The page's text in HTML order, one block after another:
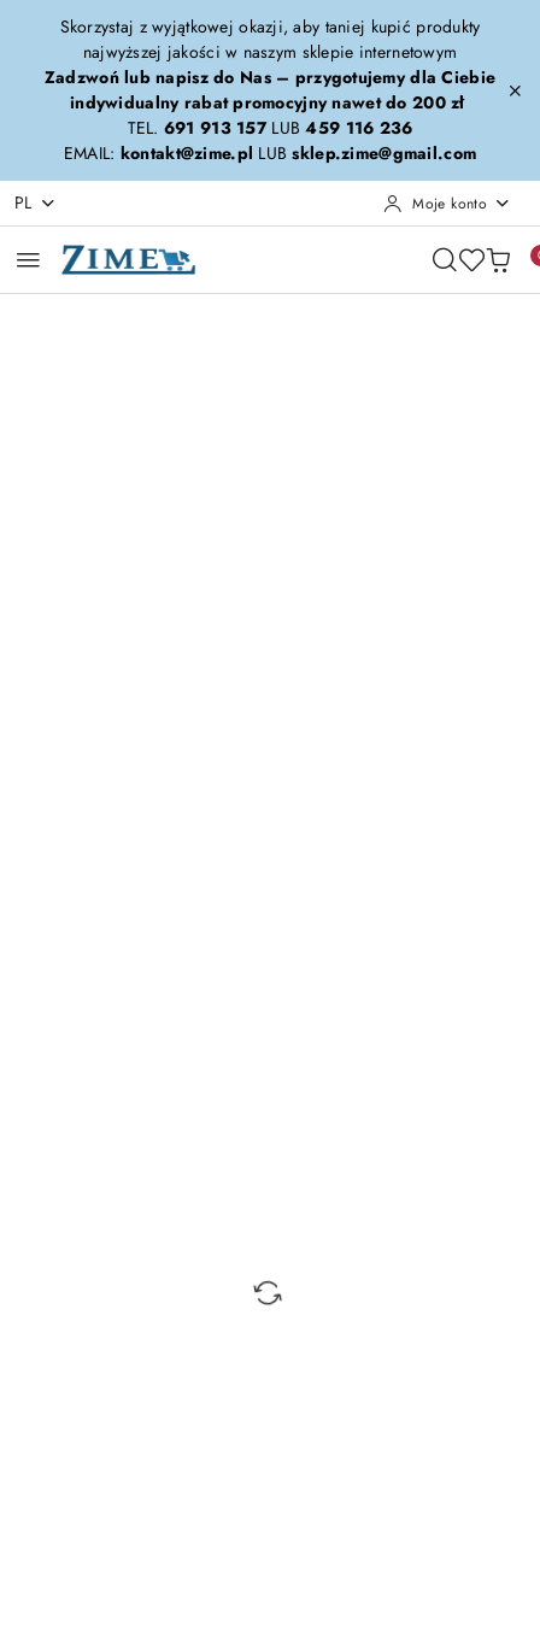
Przejdź do treści głównej
Przejdź do wyszukiwarki
Przejdź do moje konto
Przejdź do menu głównego
Przejdź do opisu produktu
Przejdź do stopki
Skorzystaj z wyjątkowej okazji, aby taniej kupić produkty
najwyższej jakości w naszym sklepie internetowym
Zadzwoń lub napisz do Nas – przygotujemy dla Ciebie
indywidualny rabat promocyjny nawet do 200 zł
TEL. 691 913 157LUB459 116 236
EMAIL: kontakt@zime.pl LUBsklep.zime@gmail.com
PL Moje konto